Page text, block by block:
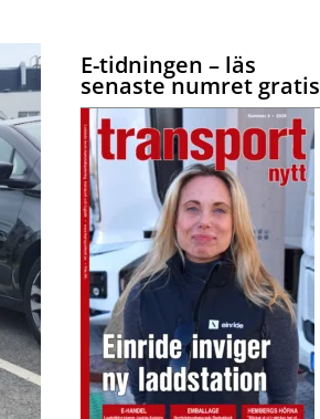
E-tidningen – läs
senaste numret gratis